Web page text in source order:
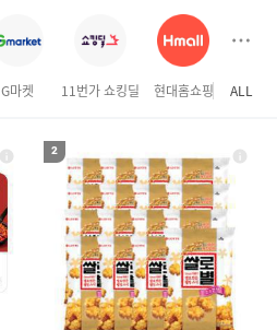
18 여성칠부바지
크록스
ALL
G마켓 11번가 쇼킹딜 현대홈쇼핑 하이
2